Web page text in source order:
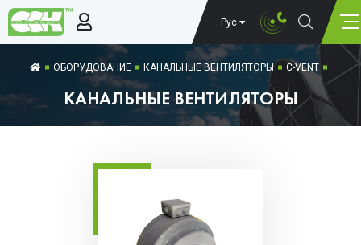
Рус
ОБОРУДОВАНИЕ КАНАЛЬНЫЕ ВЕНТИЛЯТОРЫ C-VENT
КАНАЛЬНЫЕ ВЕНТИЛЯТОРЫ